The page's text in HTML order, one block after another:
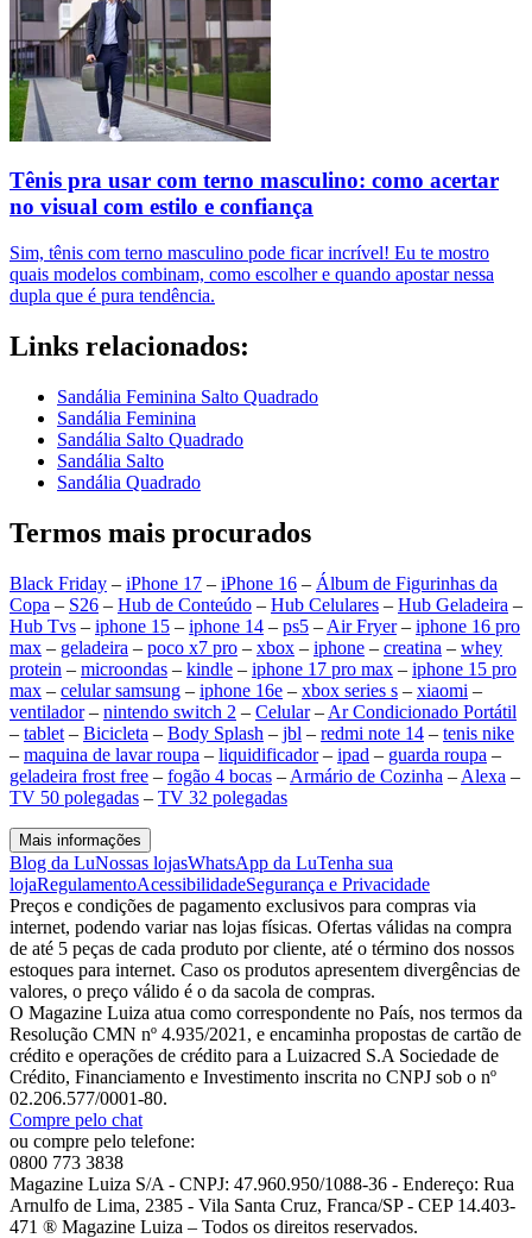
Tênis pra usar com terno masculino: como acertar
no visual com estilo e confiança
Sim, tênis com terno masculino pode ficar incrível! Eu te mostro
quais modelos combinam, como escolher e quando apostar nessa
dupla que é pura tendência.
Links relacionados:
Sandália Feminina Salto Quadrado
Sandália Feminina
Sandália Salto Quadrado
Sandália Salto
Sandália Quadrado
Termos mais procurados
Black Friday – iPhone 17 – iPhone 16 – Álbum de Figurinhas da
Copa – S26 – Hub de Conteúdo – Hub Celulares – Hub Geladeira –
Hub Tvs – iphone 15 – iphone 14 – ps5 – Air Fryer– iphone 16 pro
max – geladeira – poco x7 pro – xbox – iphone – creatina – whey
protein – microondas – kindle – iphone 17 pro max – iphone 15 pro
max – celular samsung – iphone 16e – xbox series s – xiaomi –
ventilador– nintendo switch 2 – Celular– Ar Condicionado Portátil
– tablet – Bicicleta – Body Splash – jbl – redmi note 14 – tenis nike
– maquina de lavar roupa – liquidificador– ipad – guarda roupa –
geladeira frost free – fogão 4 bocas – Armário de Cozinha – Alexa –
TV 50 polegadas – TV 32 polegadas
Mais informações
Blog da LuNossas lojasWhatsApp da LuTenha sua
lojaRegulamentoAcessibilidadeSegurança e Privacidade
Preços e condições de pagamento exclusivos para compras via
internet, podendo variar nas lojas físicas. Ofertas válidas na compra
de até 5 peças de cada produto por cliente, até o término dos nossos
estoques para internet. Caso os produtos apresentem divergências de
valores, o preço válido é o da sacola de compras.
O Magazine Luiza atua como correspondente no País, nos termos da
Resolução CMN nº 4.935/2021, e encaminha propostas de cartão de
crédito e operações de crédito para a Luizacred S.A Sociedade de
Crédito, Financiamento e Investimento inscrita no CNPJ sob o nº
02.206.577/0001-80.
Compre pelo chat
ou compre pelo telefone:
0800 773 3838
Magazine Luiza S/A - CNPJ: 47.960.950/1088-36 - Endereço: Rua
Arnulfo de Lima, 2385 - Vila Santa Cruz, Franca/SP - CEP 14.403-
471 ® Magazine Luiza – Todos os direitos reservados.